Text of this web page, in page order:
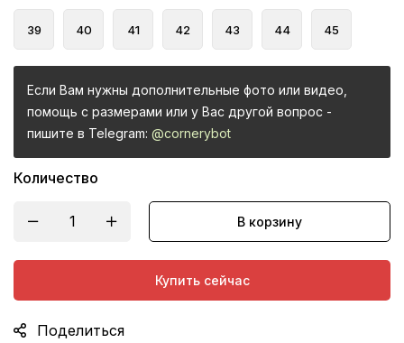
39 40 41 42 43 44 45
Если Вам нужны дополнительные фото или видео,
помощь с размерами или у Вас другой вопрос -
пишите в Telegram: @cornerybot
Количество
В корзину
Купить сейчас
Поделиться